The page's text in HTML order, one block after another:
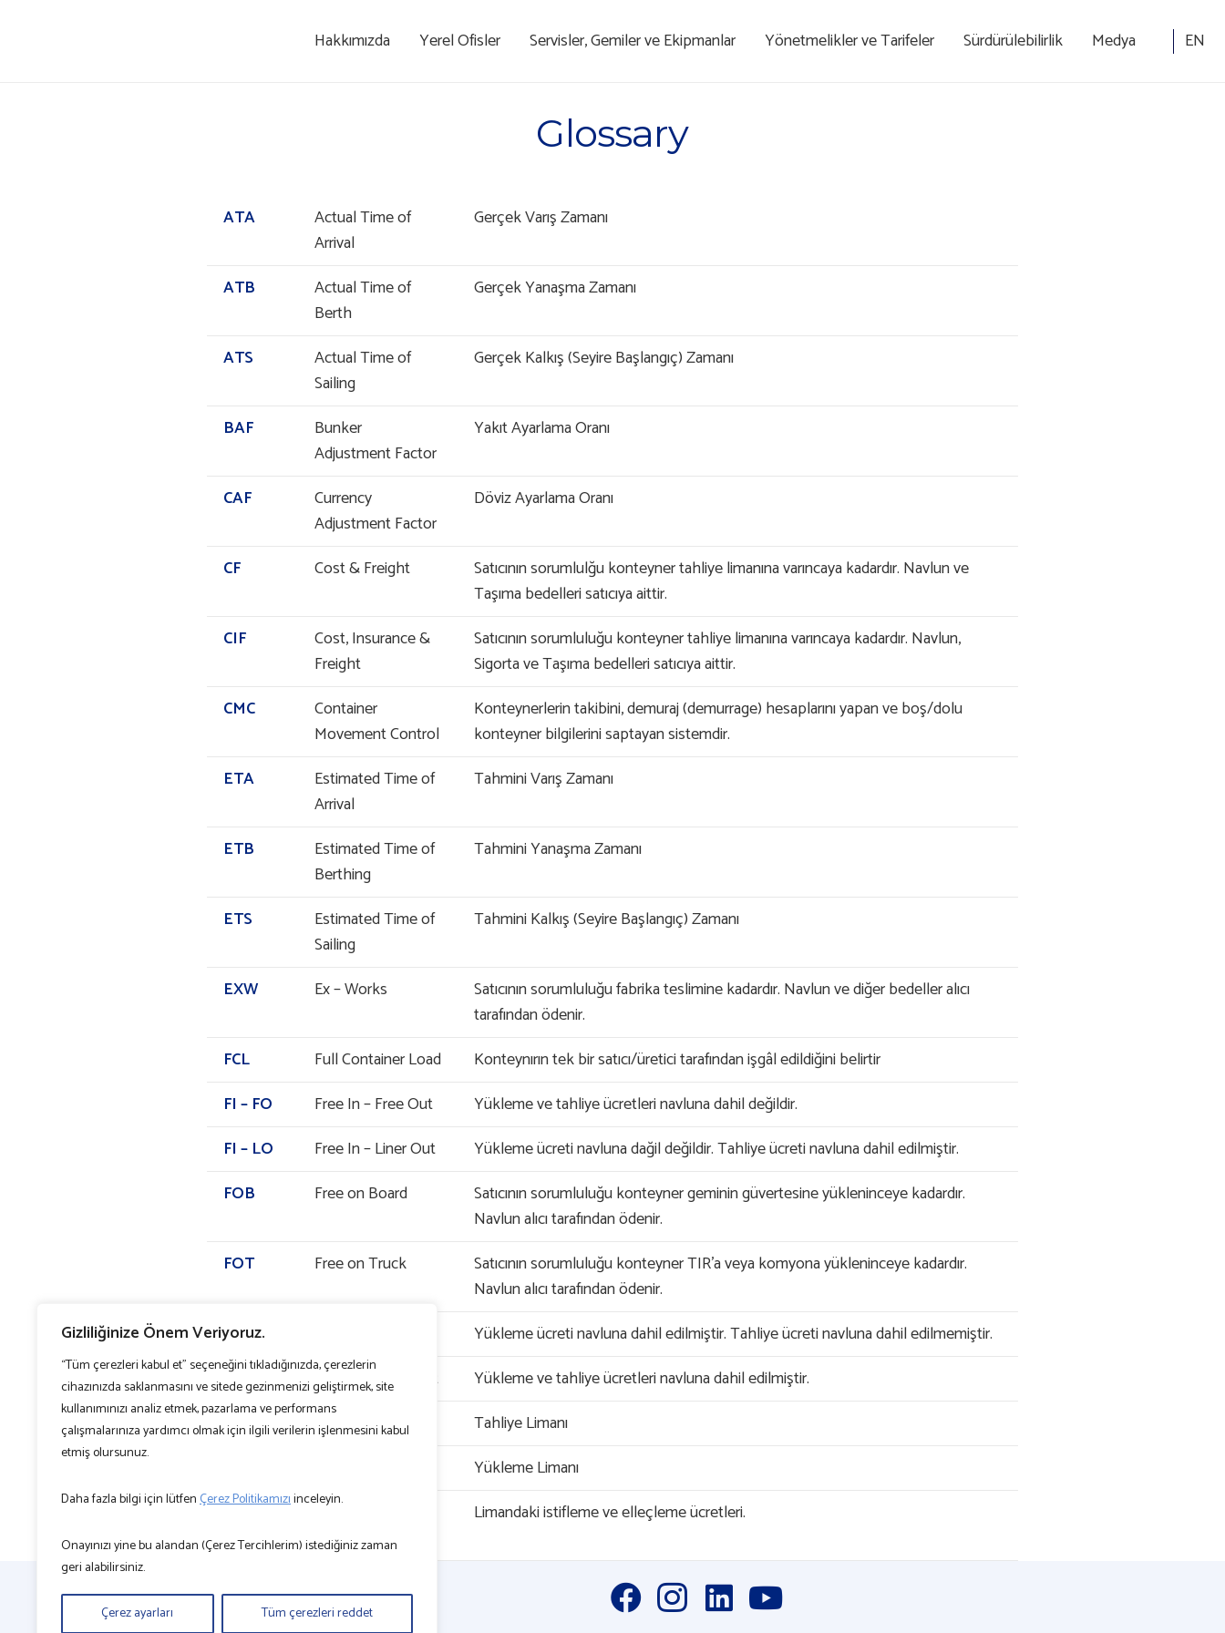
Gizliliğinize Önem Veriyoruz.
“Tüm çerezleri kabul et” seçeneğini tıkladığınızda, çerezlerin
cihazınızda saklanmasını ve sitede gezinmenizi geliştirmek, site
kullanımınızı analiz etmek, pazarlama ve performans
çalışmalarınıza yardımcı olmak için ilgili verilerin işlenmesini kabul
etmiş olursunuz.
Daha fazla bilgi için lütfenÇerez Politikamızıinceleyin.
Onayınızı yine bu alandan (Çerez Tercihlerim) istediğiniz zaman
geri alabilirsiniz.
Çerez ayarları Tüm çerezleri reddet
Hakkımızda Yerel Ofisler Servisler, Gemiler ve Ekipmanlar Yönetmelikler ve Tarifeler Sürdürülebilirlik Medya EN
Glossary
ATA
Actual Time of
Arrival
Gerçek Varış Zamanı
ATB
Actual Time of
Berth
Gerçek Yanaşma Zamanı
ATS
Actual Time of
Sailing
Gerçek Kalkış (Seyire Başlangıç) Zamanı
BAF
Bunker
Adjustment Factor
Yakıt Ayarlama Oranı
CAF
Currency
Adjustment Factor
Döviz Ayarlama Oranı
CF Cost & Freight
Satıcının sorumlulğu konteyner tahliye limanına varıncaya kadardır. Navlun ve
Taşıma bedelleri satıcıya aittir.
CIF
Cost, Insurance &
Freight
Satıcının sorumluluğu konteyner tahliye limanına varıncaya kadardır. Navlun,
Sigorta ve Taşıma bedelleri satıcıya aittir.
CMC
Container
Movement Control
Konteynerlerin takibini, demuraj (demurrage) hesaplarını yapan ve boş/dolu
konteyner bilgilerini saptayan sistemdir.
ETA
Estimated Time of
Arrival
Tahmini Varış Zamanı
ETB
Estimated Time of
Berthing
Tahmini Yanaşma Zamanı
ETS
Estimated Time of
Sailing
Tahmini Kalkış (Seyire Başlangıç) Zamanı
EXW Ex – Works
Satıcının sorumluluğu fabrika teslimine kadardır. Navlun ve diğer bedeller alıcı
tarafından ödenir.
FCL
Full Container Load
Konteynırın tek bir satıcı/üretici tarafından işgâl edildiğini belirtir
FI – FO
Free In – Free Out
Yükleme ve tahliye ücretleri navluna dahil değildir.
FI – LO
Free In – Liner Out
Yükleme ücreti navluna dağil değildir. Tahliye ücreti navluna dahil edilmiştir.
FOB
Free on Board
Satıcının sorumluluğu konteyner geminin güvertesine yükleninceye kadardır.
Navlun alıcı tarafından ödenir.
FOT
Free on Truck
Satıcının sorumluluğu konteyner TIR’a veya komyona yükleninceye kadardır.
Navlun alıcı tarafından ödenir.
LI – FO
Yükleme ücreti navluna dahil edilmiştir. Tahliye ücreti navluna dahil edilmemiştir.
LI – LO
Liner In – Liner Out
Yükleme ve tahliye ücretleri navluna dahil edilmiştir.
POD
Port of Delivery
Tahliye Limanı
Yükleme Limanı
THC
Terminal Handling
Cost
Limandaki istifleme ve elleçleme ücretleri.